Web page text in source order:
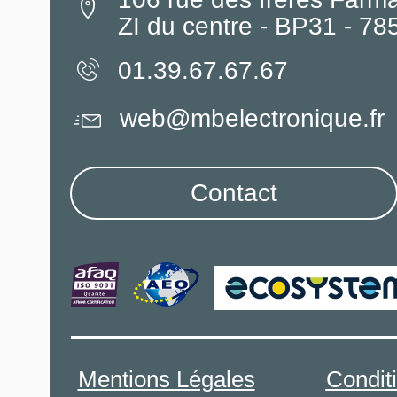
ZI du centre - BP31 -
01.39.67.67.67
Mentions Légales
web@mbelectronique.fr
Contact